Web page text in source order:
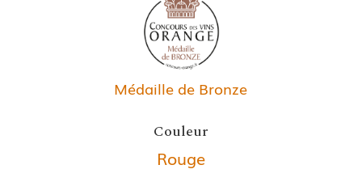
Médaille de Bronze
Couleur
Rouge